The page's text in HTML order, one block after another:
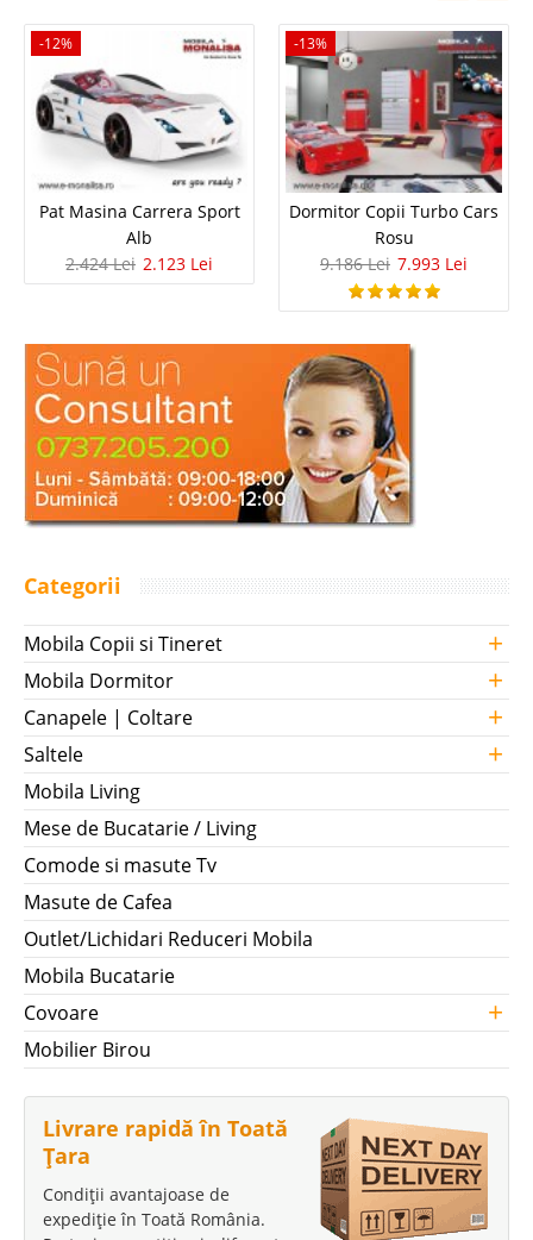
-12%
Pat Masina Carrera Sport
Alb
2.424 Lei 2.123 Lei
-13%
Dormitor Copii Turbo Cars
Rosu
9.186 Lei 7.993 Lei
Categorii
Mobila Copii si Tineret +
Mobila Dormitor +
Canapele | Coltare +
Saltele +
Mobila Living
Mese de Bucatarie / Living
Comode si masute Tv
Masute de Cafea
Outlet/Lichidari Reduceri Mobila
Mobila Bucatarie
Covoare
+
Mobilier Birou
Livrare rapidă în Toată
Țara
Condiții avantajoase de
expediție în Toată România.